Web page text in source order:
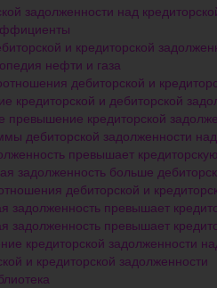
задолженности над
и кредиторской
нефти и газа
дебиторской и
кредиторской и дебиторской
превышение кредиторской
дебиторской задолженности над
превышает
задолженность больше
дебиторской и
задолженность превышает
задолженность превышает
кредиторской задолженности
и кредиторской задолженности